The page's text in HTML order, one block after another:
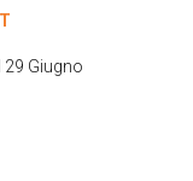
29 Giugno